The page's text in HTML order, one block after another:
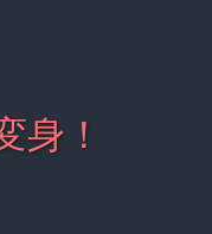
身！